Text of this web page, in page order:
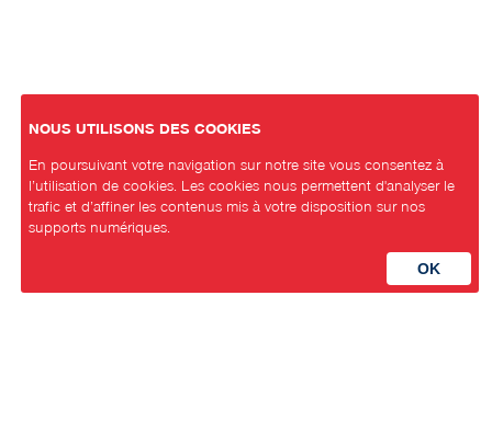
NOUS UTILISONS DES COOKIES
En poursuivant votre navigation sur notre site vous consentez à
l’utilisation de cookies. Les cookies nous permettent d'analyser le
trafic et d’affiner les contenus mis à votre disposition sur nos
supports numériques.